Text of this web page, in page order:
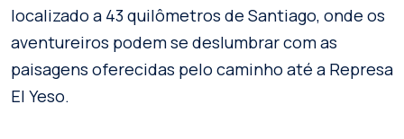
localizado a 43 quilômetros de Santiago, onde os
aventureiros podem se deslumbrar com as
paisagens oferecidas pelo caminho até a Represa
El Yeso.